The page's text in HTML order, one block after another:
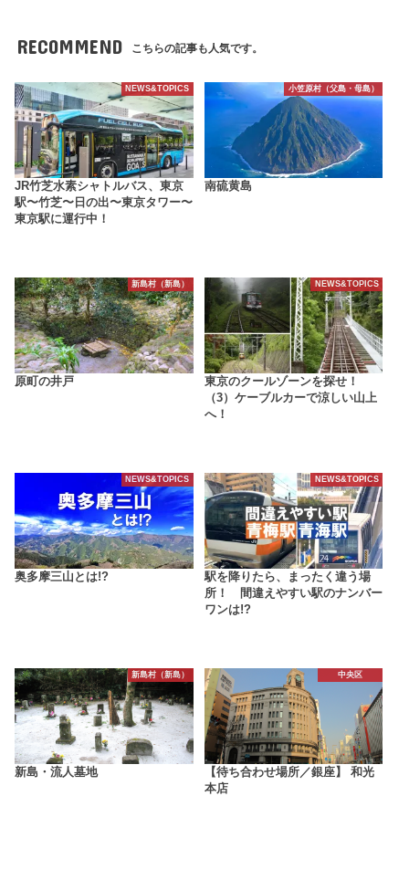
RECOMMEND こちらの記事も人気です。
NEWS&TOPICS
JR竹芝水素シャトルバス、東京
駅〜竹芝〜日の出〜東京タワー〜
東京駅に運行中！
小笠原村（父島・母島）
南硫黄島
新島村（新島）
原町の井戸
NEWS&TOPICS
東京のクールゾーンを探せ！
（3）ケーブルカーで涼しい山上
へ！
NEWS&TOPICS
奥多摩三山とは!?
NEWS&TOPICS
駅を降りたら、まったく違う場
所！ 間違えやすい駅のナンバー
ワンは!?
新島村（新島）
新島・流人墓地
中央区
【待ち合わせ場所／銀座】 和光
本店